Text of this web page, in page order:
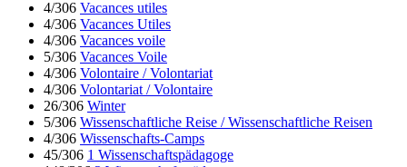
4/306 Vacances utiles
4/306 Vacances Utiles
4/306 Vacances voile
5/306 Vacances Voile
4/306 Volontaire / Volontariat
4/306 Volontariat / Volontaire
26/306 Winter
5/306 Wissenschaftliche Reise / Wissenschaftliche Reisen
4/306 Wissenschafts-Camps
45/306 1 Wissenschaftspädagoge